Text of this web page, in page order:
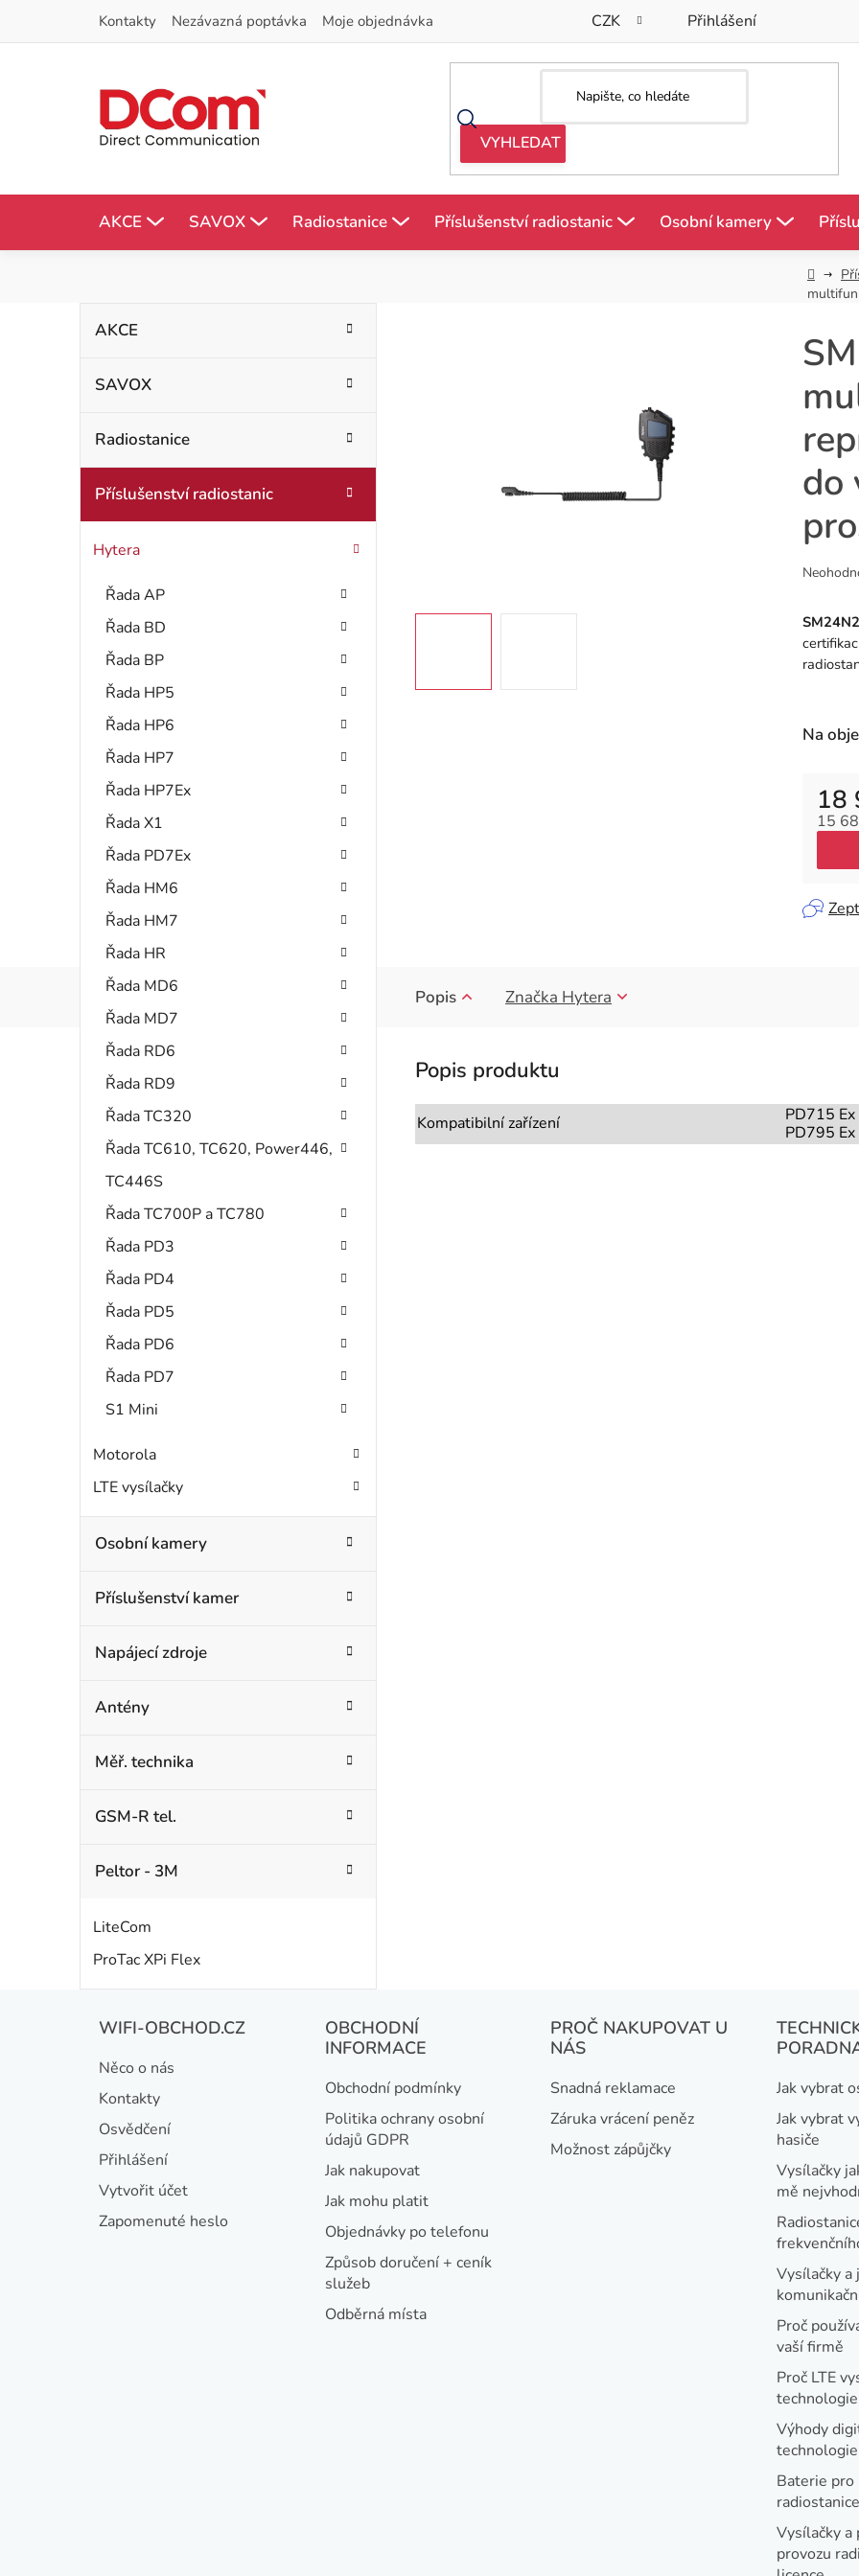
Kontakty Nezávazná poptávka Moje objednávka CZK Přihlášení
AKCE SAVOX Radiostanice Příslušenství radiostanic Osobní kamery
Domů
P
r
a
n
kategorie
r
e
AKCE
SAVOX
Radiostanice
Příslušenství radiostanic
Hytera
Řada AP
Řada BD
Řada BP
Řada HP5
Řada HP6
Řada HP7
Řada HP7Ex
Řada X1
Řada PD7Ex
Řada HM6
Řada HM7
Řada HR
Řada MD6
Řada MD7
Řada RD6
Řada RD9
Řada TC320
Řada TC610, TC620, Power446,
TC446S
Řada TC700P a TC780
Řada PD3
Řada PD4
Řada PD5
Řada PD6
Řada PD7
S1 Mini
Motorola
LTE vysílačky
Osobní kamery
Příslušenství kamer
Napájecí zdroje
Antény
Měř. technika
GSM-R tel.
Peltor - 3M
LiteCom
ProTac XPi Flex
do
je
0,0
z
Na
18
15
Měrná
Popis Značka Hytera
Kompatibilní zařízení
PD715 Ex
PD795 Ex
WIFI-OBCHOD.CZ
Něco o nás
Kontakty
Osvědčení
Přihlášení
Vytvořit účet
Zapomenuté heslo
OBCHODNÍ
INFORMACE
Obchodní podmínky
Politika ochrany osobní
údajů GDPR
Jak nakupovat
Jak mohu platit
Objednávky po telefonu
Způsob doručení + ceník
služeb
Odběrná místa
PROČ NAKUPOVAT U
NÁS
Snadná reklamace
Záruka vrácení peněz
Možnost zápůjčky
Jak vybrat
Jak vybrat
hasiče
Vysílačky
mě
Vysílačky a
Proč
vaší firmě
Proč LTE
technologie
Výhody
Baterie
radiostanice
Vysílačky a
provozu